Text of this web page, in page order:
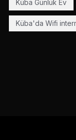
Küba Günlük Ev
Küba'da Wifi